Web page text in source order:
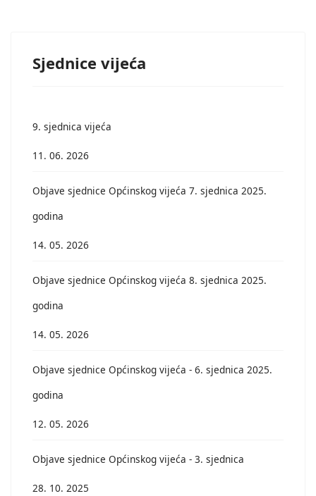
Sjednice vijeća
9. sjednica vijeća
11. 06. 2026
Objave sjednice Općinskog vijeća 7. sjednica 2025.
godina
14. 05. 2026
Objave sjednice Općinskog vijeća 8. sjednica 2025.
godina
14. 05. 2026
Objave sjednice Općinskog vijeća - 6. sjednica 2025.
godina
12. 05. 2026
Objave sjednice Općinskog vijeća - 3. sjednica
28. 10. 2025